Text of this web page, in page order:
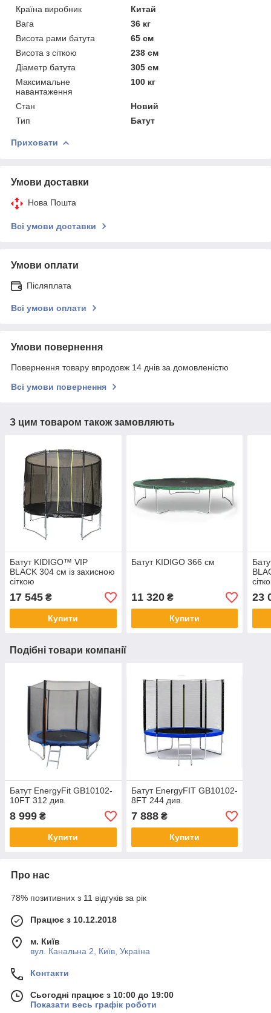
Країна виробник
Китай
Вага
36 кг
Висота рами батута
65 см
Висота з сіткою
238 см
Діаметр батута
305 см
Максимальне
навантаження
100 кг
Стан
Новий
Тип
Батут
Приховати
Умови доставки
Нова Пошта
Всі умови доставки
Умови оплати
Післяплата
Всі умови оплати
Умови повернення
Повернення товару впродовж 14 днів за домовленістю
Всі умови повернення
З цим товаром також замовляють
Батут KIDIGO™ VIP
BLACK 304 см із захисною
сіткою
17 545 ₴
Купити
Батут KIDIGO 366 см
11 320₴
Купити
23
Подібні товари компанії
Батут EnergyFit GB10102-
10FT 312 див.
8 999 ₴
Купити
Батут EnergyFIT GB10102-
8FT 244 див.
7 888₴
Купити
Про нас
78% позитивних з 11 відгуків за рік
Працює з 10.12.2018
м. Київ
вул. Канальна 2, Київ, Україна
Контакти
Сьогодні працює з 10:00 до 19:00
Показати весь графік роботи